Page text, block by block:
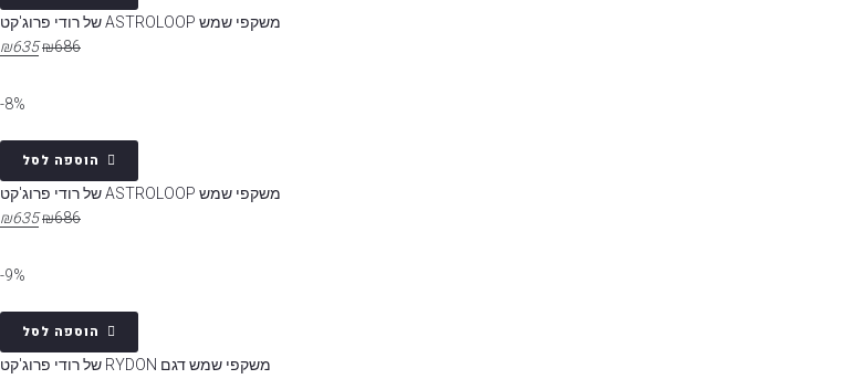
משקפי שמש ASTROLOOP של רודי פרוג'קט
₪686
₪635
8%-
הוספה לסל
משקפי שמש ASTROLOOP של רודי פרוג'קט
₪686
₪635
9%-
הוספה לסל
משקפי שמש דגם RYDON של רודי פרוג'קט